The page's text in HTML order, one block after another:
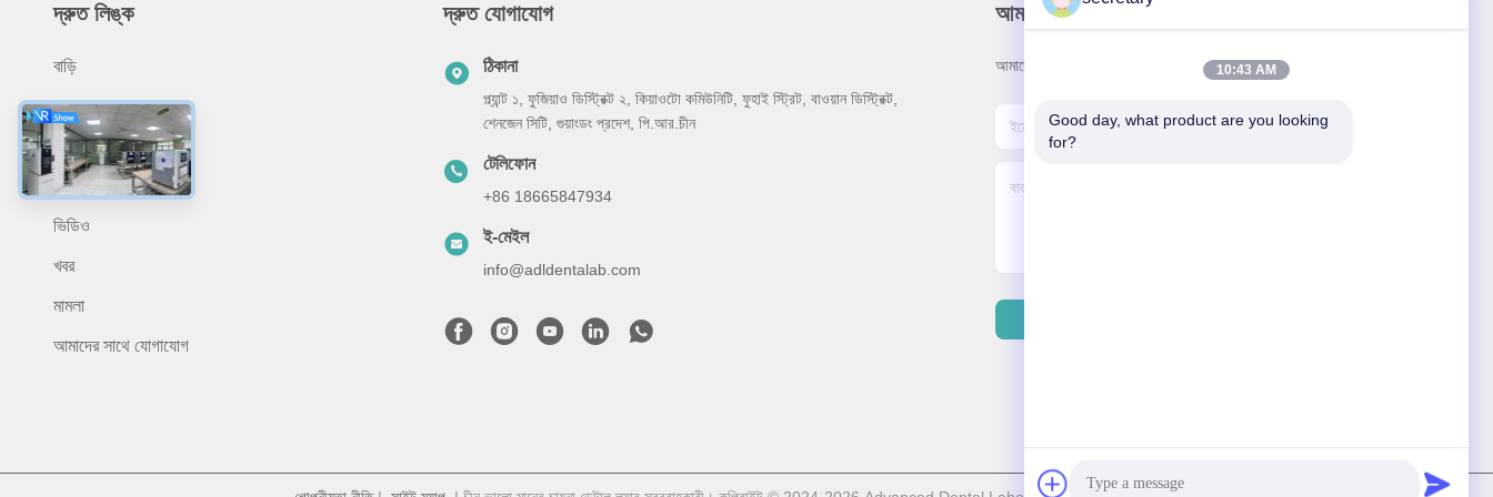
দ্রুত লিঙ্ক
বাড়ি
আমাদের সম্বন্ধে
পণ্য
প্রয়োগ
ভিডিও
খবর
মামলা
আমাদের সাথে যোগাযোগ
দ্রুত যোগাযোগ
ঠিকানা
প্ল্যান্ট ১, ফুজিয়াও ডিস্ট্রিক্ট ২, কিয়াওটো কমিউনিটি, ফুহাই স্ট্রিট, বাওয়ান ডিস্ট্রিক্ট,
শেনজেন সিটি, গুয়াংডং প্রদেশ, পি.আর.চীন
টেলিফোন
+86 18665847934
ই-মেইল
info@adldentalab.com
আমাদের নিউজলেটার
আমাদের নিউজলেটারে সাবস্ক্রাইব করুন এবং আরও অনেক কিছু পেতে পারেন।
10:43 AM
Good day, what product are you looking
for?